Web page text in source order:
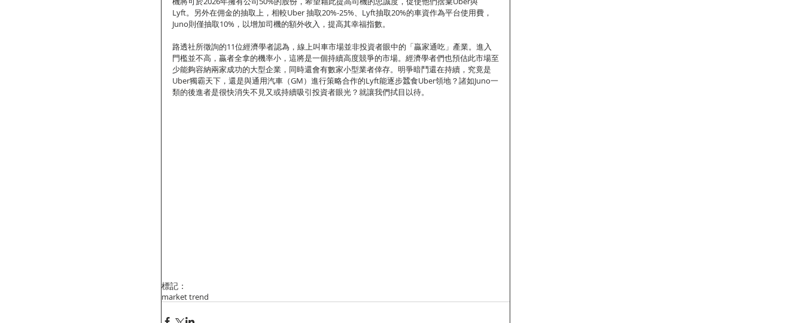
Lyft。另外在佣金的抽取上，相較Uber 抽取20%-25%、Lyft抽取20%的車資作為平台使用費，
Juno則僅抽取10%，以增加司機的額外收入，提高其幸福指數。
路透社所徵詢的11位經濟學者認為，線上叫車市場並非投資者眼中的「贏家通吃」產業。進入
門檻並不高，贏者全拿的機率小，這將是一個持續高度競爭的市場。經濟學者們也預估此市場至
少能夠容納兩家成功的大型企業，同時還會有數家小型業者倖存。明爭暗鬥還在持續，究竟是
Uber獨霸天下，還是與通用汽車（GM）進行策略合作的Lyft能逐步蠶食Uber領地？諸如Juno一
類的後進者是很快消失不見又或持續吸引投資者眼光？就讓我們拭目以待。
標記：
market trend